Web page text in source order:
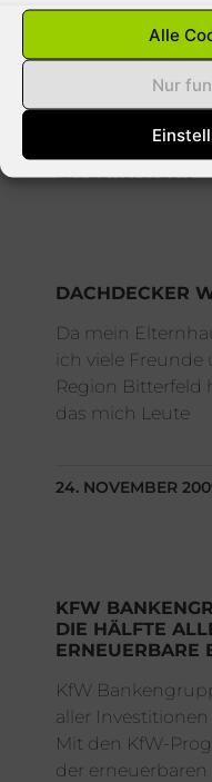
Alle
Nur
hin das bei der
jeder
meisten
12. FEBRUAR 2010
DACHDECKER
Da mein
ich viele
Region Bitterfeld
das mich Leute
24. NOVEMBER
KFW
DIE HÄLFTE
ERNEUERBARE
KfW
aller
Mit den KfW-
der